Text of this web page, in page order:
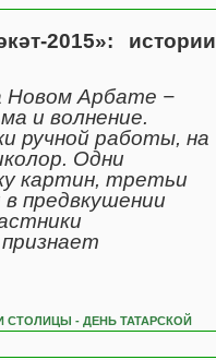
2015»: истории
Новом Арбате −
и волнение.
ручной работы, на
Одни
картин, третьи
предвкушении
СТОЛИЦЫ - ДЕНЬ ТАТАРСКОЙ